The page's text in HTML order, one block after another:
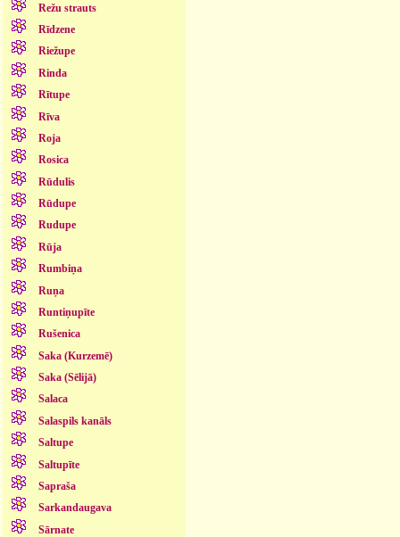
Režu strauts
Rīdzene
Riežupe
Rinda
Rītupe
Rīva
Roja
Rosica
Rūdulis
Rūdupe
Rudupe
Rūja
Rumbiņa
Ruņa
Runtiņupīte
Rušenica
Saka (Kurzemē)
Saka (Sēlijā)
Salaca
Salaspils kanāls
Saltupe
Saltupīte
Sapraša
Sarkandaugava
Sārnate